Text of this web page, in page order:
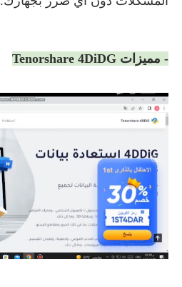
- مميزات Tenorshare 4DiDG